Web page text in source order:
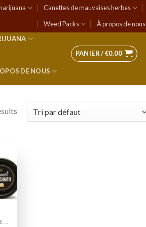
Canettes de mauvaises herbes
Weed Packs
À propos de nous
DE NOUS
PANIER /€0.00
to